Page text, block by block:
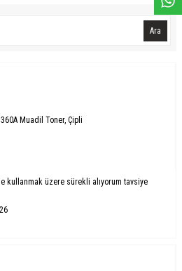
Ara
Muadil Toner, Çipli
kullanmak üzere sürekli alıyorum tavsiye